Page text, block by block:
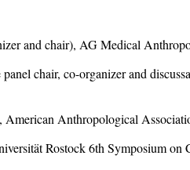
and chair), AG Medical
chair, co-organizer and
Anthropological
Rostock 6th Symposium on